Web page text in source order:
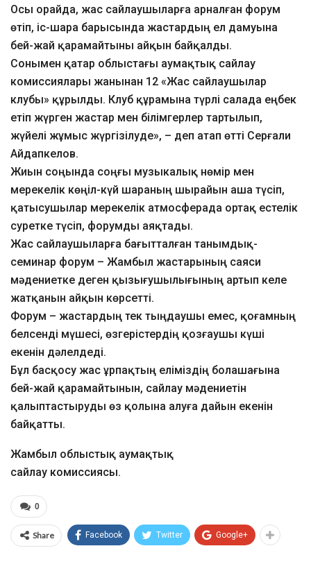
Осы орайда, жас сайлаушыларға арналған форум
өтіп, іс-шара барысында жастардың ел дамуына
бей-жай қарамайтыны айқын байқалды.
Сонымен қатар облыстағы аумақтық сайлау
комиссиялары жанынан 12 «Жас сайлаушылар
клубы» құрылды. Клуб құрамына түрлі салада еңбек
етіп жүрген жастар мен білімгерлер тартылып,
жүйелі жұмыс жүргізілуде», – деп атап өтті Серғали
Айдапкелов.
Жиын соңында соңғы музыкалық нөмір мен
мерекелік көңіл-күй шараның шырайын аша түсіп,
қатысушылар мерекелік атмосферада ортақ естелік
суретке түсіп, форумды аяқтады.
Жас сайлаушыларға бағытталған танымдық-
семинар форум – Жамбыл жастарының саяси
мәдениетке деген қызығушылығының артып келе
жатқанын айқын көрсетті.
Форум – жастардың тек тыңдаушы емес, қоғамның
белсенді мүшесі, өзгерістердің қозғаушы күші
екенін дәлелдеді.
Бұл басқосу жас ұрпақтың еліміздің болашағына
бей-жай қарамайтынын, сайлау мәдениетін
қалыптастыруды өз қолына алуға дайын екенін
байқатты.
Жамбыл облыстық аумақтық
сайлау комиссиясы.
0
Share Facebook Twitter Google+